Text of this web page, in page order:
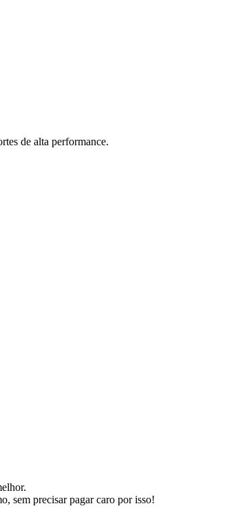
de alta performance.
sem precisar pagar caro por isso!